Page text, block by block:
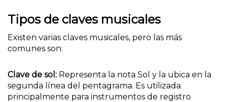
Tipos de claves musicales
Existen varias claves musicales, pero las más
comunes son:
Clave de sol: Representa la nota Sol y la ubica en la
segunda línea del pentagrama. Es utilizada
principalmente para instrumentos de registro